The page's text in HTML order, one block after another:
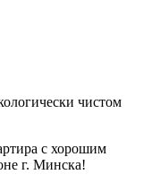
чистом
с хорошим
г. Минска!